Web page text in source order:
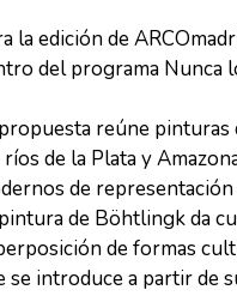
la edición de
del programa Nunca
reúne pinturas
de la Plata y
de
de Böhtlingk da
de formas
se introduce a partir de